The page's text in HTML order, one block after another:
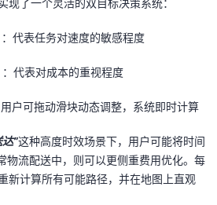
现了一个灵活的双目标决策系统：
：代表任务对速度的敏感程度
：代表对成本的重视程度
户可拖动滑块动态调整，系统即时计算
”这种高度时效场景下，用户可能将时间
物流配送中，则可以更侧重费用优化。每
新计算所有可能路径，并在地图上直观